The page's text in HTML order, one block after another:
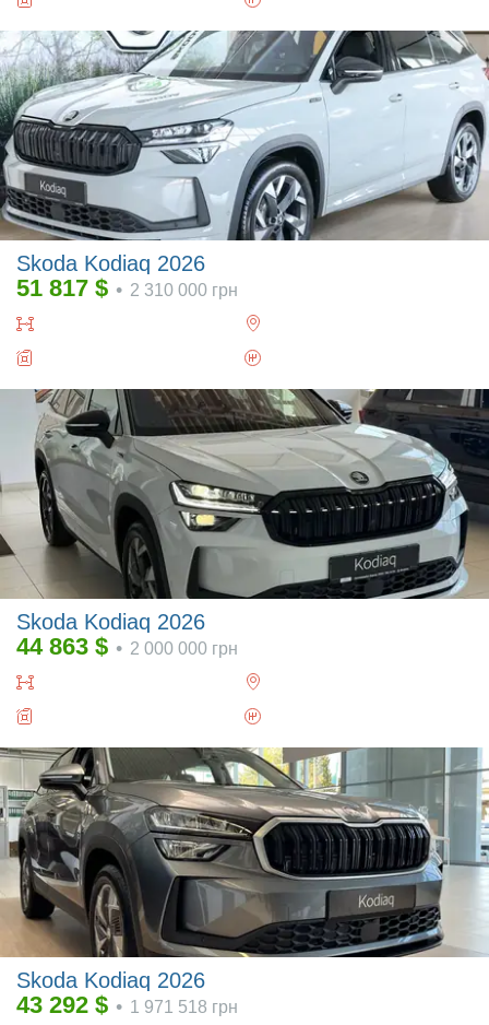
Skoda Kodiaq 2026
51 817 $ • 2 310 000 грн
Skoda Kodiaq 2026
44 863 $ • 2 000 000 грн
Skoda Kodiaq 2026
43 292 $ • 1 971 518 грн